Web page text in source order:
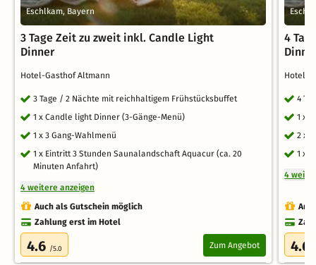
Eschlkam, Bayern
3 Tage Zeit zu zweit inkl. Candle Light
Dinner
Hotel-Gasthof Altmann
3 Tage / 2 Nächte mit reichhaltigem Frühstücksbuffet
1 x Candle light Dinner (3-Gänge-Menü)
1 x 3 Gang-Wahlmenü
1 x Eintritt 3 Stunden Saunalandschaft Aquacur (ca. 20
Minuten Anfahrt)
4 weitere anzeigen
Auch als Gutschein möglich
Zahlung erst im Hotel
4.6 /5.0 Zum Angebot
4
Hotel-
4
1 x
2 x
1 x
4
4.6